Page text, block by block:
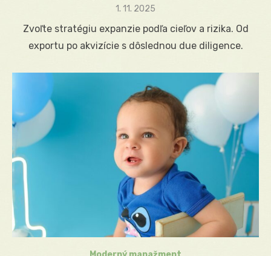
Posted
1. 11. 2025
Zvoľte stratégiu expanzie podľa cieľov a rizika. Od
exportu po akvizície s dôslednou due diligence.